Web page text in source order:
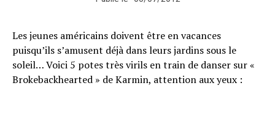
Les jeunes américains doivent être en vacances
puisqu’ils s’amusent déjà dans leurs jardins sous le
soleil… Voici 5 potes très virils en train de danser sur «
Brokebackhearted » de Karmin, attention aux yeux :